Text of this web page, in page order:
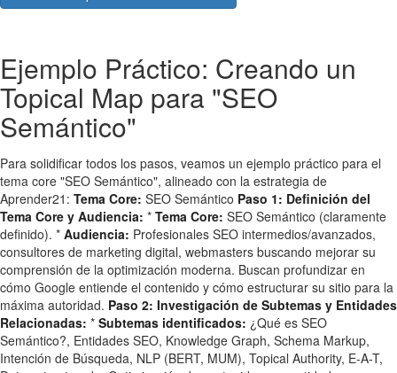
Ejemplo Práctico: Creando un
Topical Map para "SEO
Semántico"
Para solidificar todos los pasos, veamos un ejemplo práctico para el
tema core "SEO Semántico", alineado con la estrategia de
Aprender21: Tema Core: SEO Semántico Paso 1: Definición del
Tema Core y Audiencia: * Tema Core: SEO Semántico (claramente
definido). * Audiencia: Profesionales SEO intermedios/avanzados,
consultores de marketing digital, webmasters buscando mejorar su
comprensión de la optimización moderna. Buscan profundizar en
cómo Google entiende el contenido y cómo estructurar su sitio para la
máxima autoridad. Paso 2: Investigación de Subtemas y Entidades
Relacionadas: * Subtemas identificados: ¿Qué es SEO
Semántico?, Entidades SEO, Knowledge Graph, Schema Markup,
Intención de Búsqueda, NLP (BERT, MUM), Topical Authority, E-A-T,